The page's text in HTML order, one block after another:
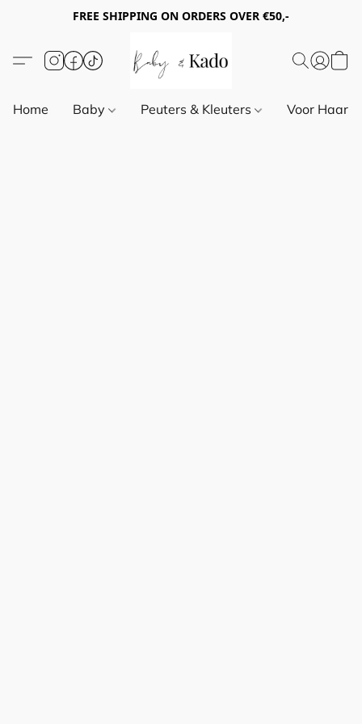
FREE SHIPPING ON ORDERS OVER €50,-
Home Baby Peuters & Kleuters Voor Haar